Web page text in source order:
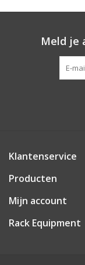
Meld je
Klantenservice
Producten
Mijn account
Rack Equipment